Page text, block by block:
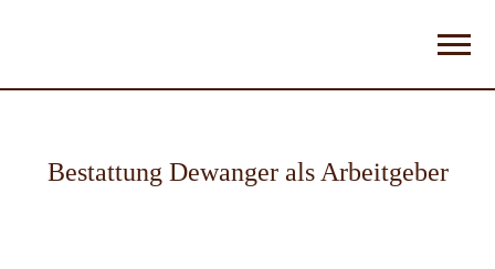
Bestattung Dewangerals Arbeitgeber